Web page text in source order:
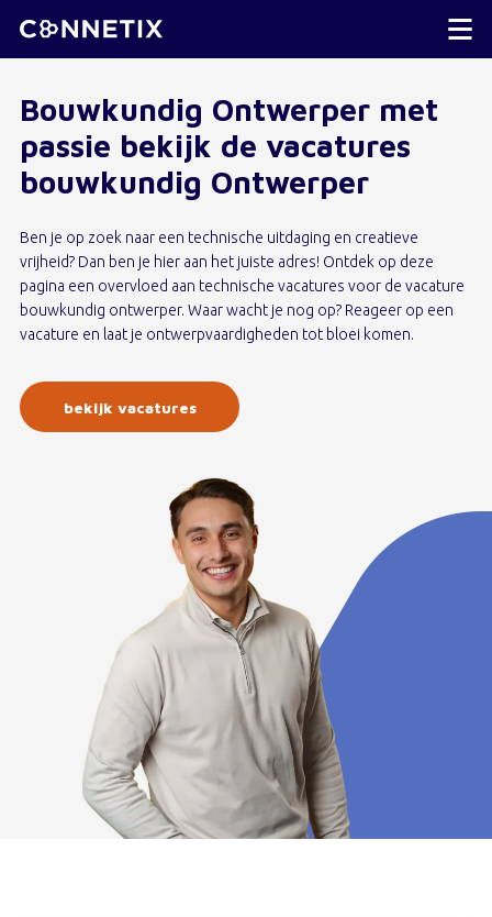
Bouwkundig Ontwerper met
passie bekijk de vacatures
bouwkundig Ontwerper
Ben je op zoek naar een technische uitdaging en creatieve
vrijheid? Dan ben je hier aan het juiste adres! Ontdek op deze
pagina een overvloed aan technische vacatures voor de vacature
bouwkundig ontwerper. Waar wacht je nog op? Reageer op een
vacature en laat je ontwerpvaardigheden tot bloei komen.
bekijk vacatures